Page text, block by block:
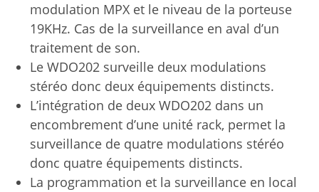
modulation MPX et le niveau de la porteuse
19KHz. Cas de la surveillance en aval d’un
traitement de son.
Le WDO202 surveille deux modulations
stéréo donc deux équipements distincts.
L’intégration de deux WDO202 dans un
encombrement d’une unité rack, permet la
surveillance de quatre modulations stéréo
donc quatre équipements distincts.
La programmation et la surveillance en local